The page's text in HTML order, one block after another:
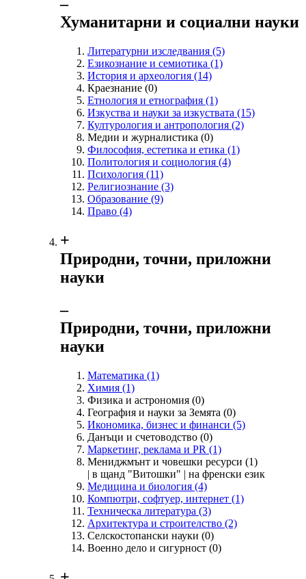
‒
Хуманитарни и социални науки
Литературни изследвания (5)
Езикознание и семиотика (1)
История и археология (14)
Краезнание (0)
Етнология и етнография (1)
Изкуства и науки за изкуствата (15)
Културология и антропология (2)
Медии и журналистика (0)
Философия, естетика и етика (1)
Политология и социология (4)
Психология (11)
Религиознание (3)
Образование (9)
Право (4)
+
Природни, точни, приложни
науки
‒
Природни, точни, приложни
науки
Математика (1)
Химия (1)
Физика и астрономия (0)
География и науки за Земята (0)
Икономика, бизнес и финанси (5)
Данъци и счетоводство (0)
Маркетинг, реклама и PR (1)
Мениджмънт и човешки ресурси (1)
| в щанд "Витошки" | на френски език
Медицина и биология (4)
Компютри, софтуер, интернет (1)
Техническа литература (3)
Архитектура и строителство (2)
Селскостопански науки (0)
Военно дело и сигурност (0)